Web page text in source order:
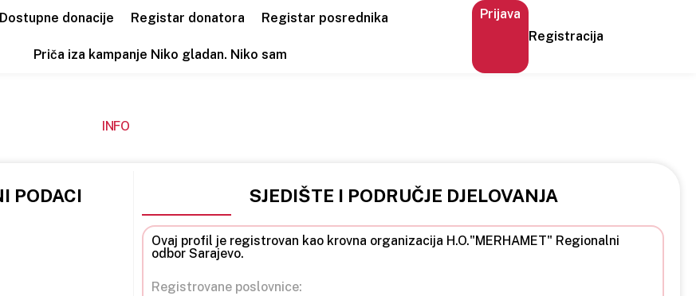
Dostupne donacije Registar donatora Registar posrednika
Priča iza kampanje Niko gladan. Niko sam
Prijava
Registracija
INFO
PODACI SJEDIŠTE I PODRUČJE DJELOVANJA
Ovaj profil je registrovan kao krovna organizacija H.O."MERHAMET" Regionalni
odbor Sarajevo.
Registrovane poslovnice: